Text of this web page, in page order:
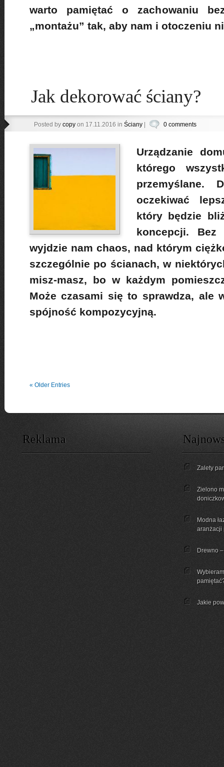
warto pamiętać o zachowaniu
„montażu” tak, aby nam i otoczeniu
Jak dekorować ściany?
Posted by copyon 17.11.2016 in Ściany| 0 comments
Urządzanie
którego
przemyślane.
oczekiwać
który będzie
koncepcji. Bez
wyjdzie nam chaos, nad którym
szczególnie po ścianach, w
misz-masz, bo w każdym
Może czasami się to sprawdza, ale
spójność kompozycyjną.
« Older Entries
Reklama
Zalety
Zielono
Modna
aranżacji
Drewno
Jakie